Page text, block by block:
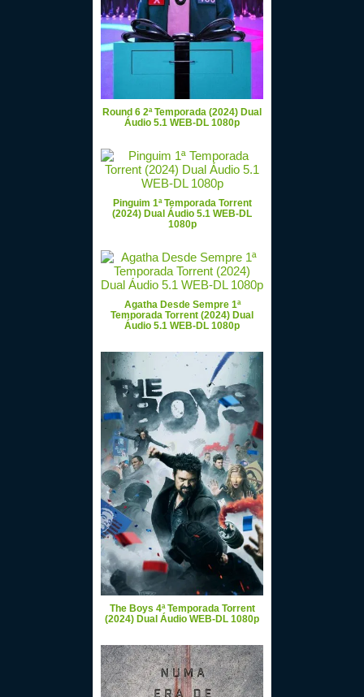
Round 6 2ª Temporada (2024) Dual
Áudio 5.1 WEB-DL 1080p
Pinguim 1ª Temporada Torrent
(2024) Dual Áudio 5.1 WEB-DL
1080p
Agatha Desde Sempre 1ª
Temporada Torrent (2024) Dual
Áudio 5.1 WEB-DL 1080p
The Boys 4ª Temporada Torrent
(2024) Dual Áudio WEB-DL 1080p